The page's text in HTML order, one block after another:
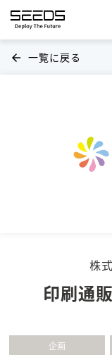
arrow_back 一覧に戻る
株
印刷通
企画